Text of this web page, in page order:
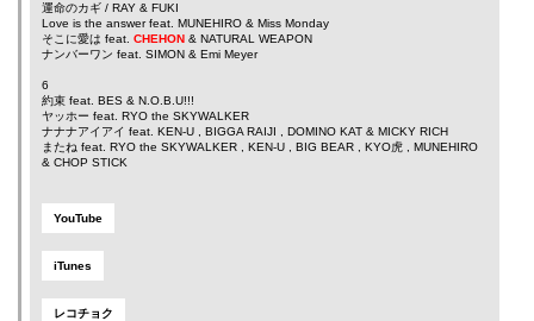
運命のカギ / RAY & FUKI
Love is the answer feat. MUNEHIRO & Miss Monday
そこに愛は feat. CHEHON & NATURAL WEAPON
ナンバーワン feat. SIMON & Emi Meyer
6
約束 feat. BES & N.O.B.U!!!
ヤッホー feat. RYO the SKYWALKER
ナナナアイアイ feat. KEN-U BIGGA RAIJI DOMINO KAT & MICKY RICH
またね feat. RYO the SKYWALKER KEN-U BIG BEAR KYO虎
MUNEHIRO
& CHOP STICK
YouTube
iTunes
レコチョク